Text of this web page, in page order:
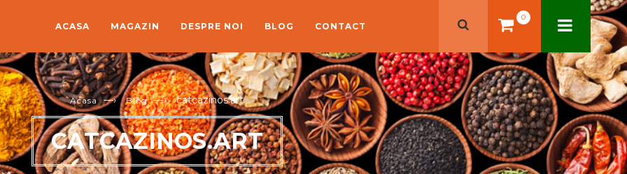
ACASA MAGAZIN DESPRE NOI BLOG CONTACT
0
Acasa —› Blog —› catcazinos.art
CATCAZINOS.ART